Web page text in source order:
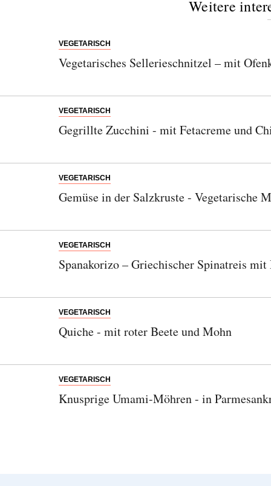
Weitere
VEGETARISCH
Vegetarisches Sellerieschnitzel – mit
VEGETARISCH
Gegrillte Zucchini - mit Fetacreme und
VEGETARISCH
Gemüse in der Salzkruste - Vegetarische
VEGETARISCH
Spanakorizo – Griechischer Spinatreis
VEGETARISCH
Quiche - mit roter Beete und Mohn
VEGETARISCH
Knusprige Umami-Möhren - in
zur Kenntnis genommen und akzeptiere diese.